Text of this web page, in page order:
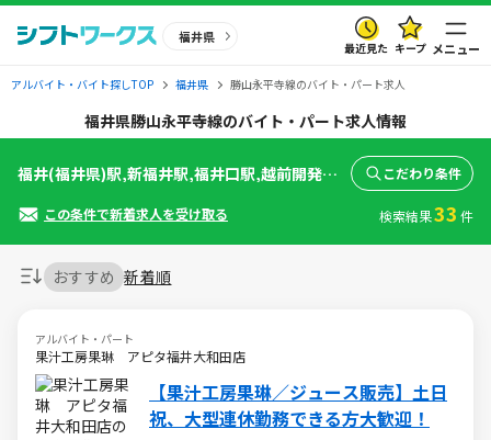
福井県
最近見た キープ メニュー
アルバイト・バイト探しTOP 福井県 勝山永平寺線のバイト・パート求人
福井県勝山永平寺線のバイト・パート求人情報
おすすめ 新着順
アルバイト・パート
果汁工房果琳 アピタ福井大和田店
【果汁工房果琳／ジュース販売】土日
祝、大型連休勤務できる方大歓迎！
福井(福井県)駅,新福井駅,福井口駅,越前開発駅,越前新保駅,追分口駅,東藤島駅,越前島橋駅,観音町(福井県)駅,松岡駅,志比堺駅,永平寺口駅,下志比駅,光明寺駅,轟駅,越前野中駅,山王駅,越前竹原駅,小舟渡駅,保田(福井県)駅,発坂駅,比島駅,勝山駅 こだわり条件
この条件で新着求人を受け取る 検索結果33 件